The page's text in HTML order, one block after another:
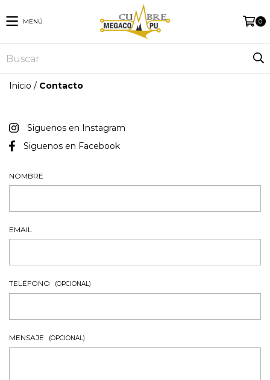
MENÚ 0
Inicio / Contacto
Siguenos en Instagram
Siguenos en Facebook
NOMBRE
EMAIL
TELÉFONO (OPCIONAL)
MENSAJE (OPCIONAL)